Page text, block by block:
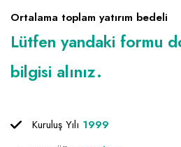
Isıtma - Soğutma ve
Lojistik - Kargo ve Kurye
Mali Kayıt ve Denetim
Mobilya Dekorasyon
Ortalama toplam yatırım bedeli
Lütfen yandaki formu
bilgisi alınız.
Kuruluş Yılı 1999